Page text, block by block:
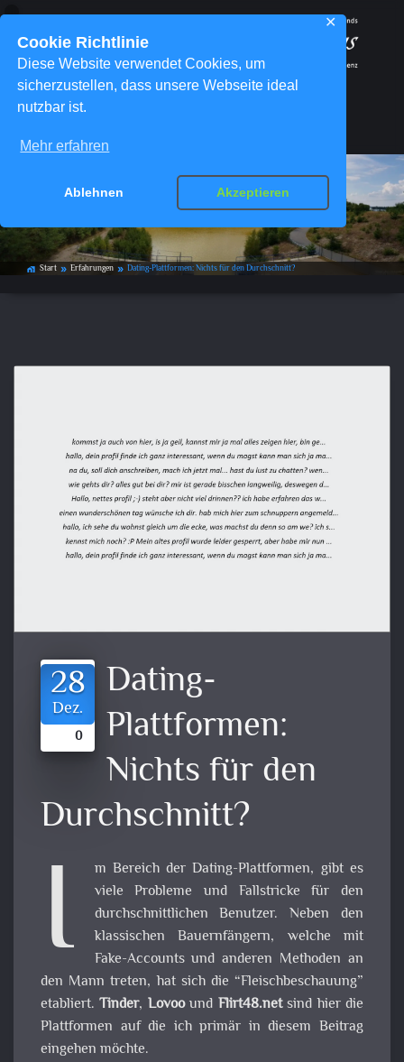
Cookie Richtlinie
Diese Website verwendet Cookies, um
sicherzustellen, dass unsere Webseite ideal
nutzbar ist.
Mehr erfahren
Ablehnen Akzeptieren
✕
Dating-Plattformen: Nichts für den
Durchschnitt?
home_work Start double_arrow Erfahrungen double_arrow Dating-Plattformen: Nichts für den Durchschnitt?
28
Dez.
0
Dating-
Plattformen:
Nichts für den
Durchschnitt?
I
m Bereich der Dating-Plattformen, gibt es
viele Probleme und Fallstricke für den
durchschnittlichen Benutzer. Neben den
klassischen Bauernfängern, welche mit
Fake-Accounts und anderen Methoden an
den Mann treten, hat sich die “Fleischbeschauung”
etabliert.Tinder, Lovoound Flirt48.netsind hier die
Plattformen auf die ich primär in diesem Beitrag
eingehen möchte.